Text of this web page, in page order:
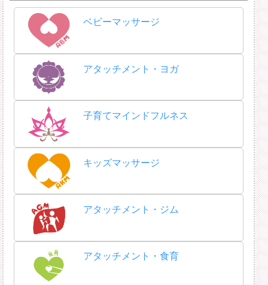
ベビーマッサージ
アタッチメント・ヨガ
子育てマインドフルネス
キッズマッサージ
アタッチメント・ジム
アタッチメント・食育